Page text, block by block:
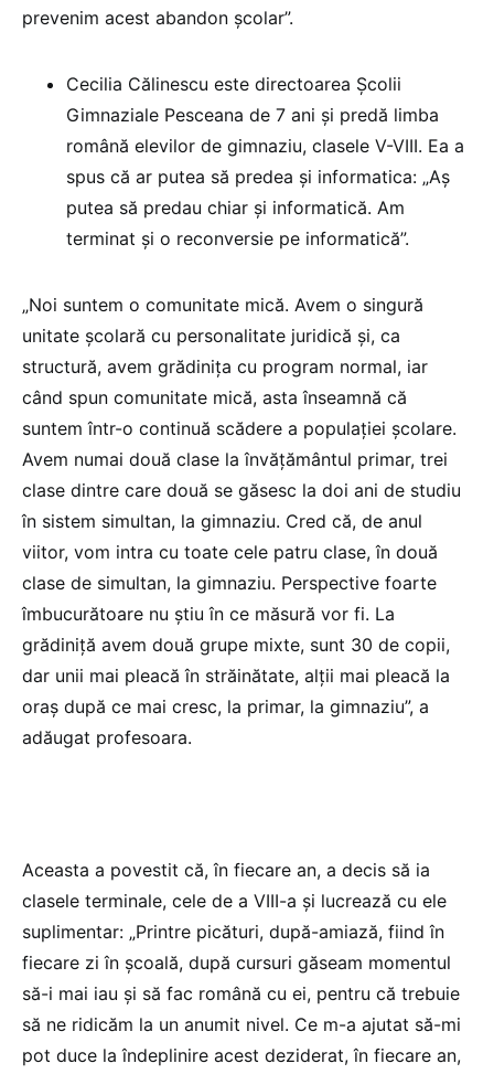
prevenim acest abandon școlar”.
Cecilia Călinescu este directoarea Școlii
Gimnaziale Pesceana de 7 ani și predă limba
română elevilor de gimnaziu, clasele V-VIII. Ea a
spus că ar putea să predea și informatica: „Aș
putea să predau chiar și informatică. Am
terminat și o reconversie pe informatică”.
„Noi suntem o comunitate mică. Avem o singură
unitate școlară cu personalitate juridică și, ca
structură, avem grădinița cu program normal, iar
când spun comunitate mică, asta înseamnă că
suntem într-o continuă scădere a populației școlare.
Avem numai două clase la învățământul primar, trei
clase dintre care două se găsesc la doi ani de studiu
în sistem simultan, la gimnaziu. Cred că, de anul
viitor, vom intra cu toate cele patru clase, în două
clase de simultan, la gimnaziu. Perspective foarte
îmbucurătoare nu știu în ce măsură vor fi. La
grădiniță avem două grupe mixte, sunt 30 de copii,
dar unii mai pleacă în străinătate, alții mai pleacă la
oraș după ce mai cresc, la primar, la gimnaziu”, a
adăugat profesoara.
Aceasta a povestit că, în fiecare an, a decis să ia
clasele terminale, cele de a VIII-a și lucrează cu ele
suplimentar: „Printre picături, după-amiază, fiind în
fiecare zi în școală, după cursuri găseam momentul
să-i mai iau și să fac română cu ei, pentru că trebuie
să ne ridicăm la un anumit nivel. Ce m-a ajutat să-mi
pot duce la îndeplinire acest deziderat, în fiecare an,